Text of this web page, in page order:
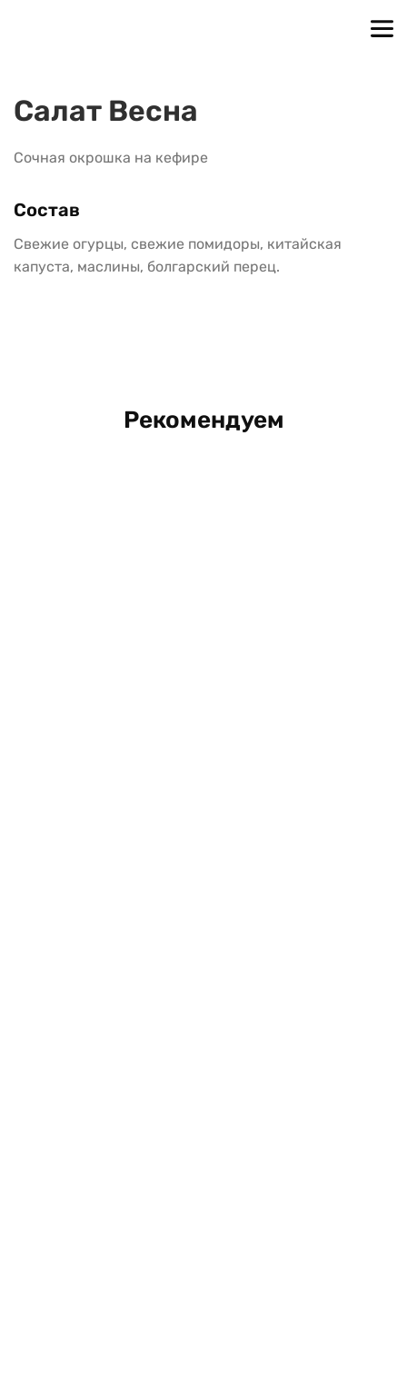
Салат Весна
Сочная окрошка на кефире
Состав
Свежие огурцы, свежие помидоры, китайская
капуста, маслины, болгарский перец.
Рекомендуем